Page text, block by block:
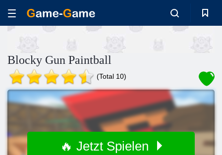
Blocky Gun Paintball
(Total 10)
🔥 Jetzt Spielen